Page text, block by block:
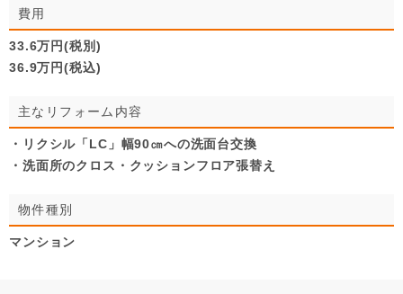
費用
33.6万円(税別)
36.9万円(税込)
主なリフォーム内容
・リクシル「LC」幅90㎝への洗面台交換
・洗面所のクロス・クッションフロア張替え
物件種別
マンション